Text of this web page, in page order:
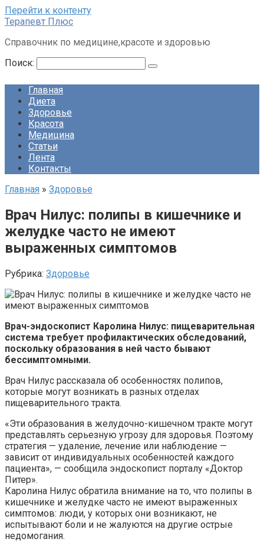
Перейти к контенту
Терапевт Плюс
Справочник по медицине,красоте и здоровью
Поиск:
Главная
Диета
Здоровье
Красота
Медицина
Статьи
Лента
Контакты
Главная » Здоровье
Врач Нилус: полипы в кишечнике и
желудке часто не имеют
выраженных симптомов
Рубрика: Здоровье
Врач-эндоскопист Каролина Нилус: пищеварительная
система требует профилактических обследований,
поскольку образования в ней часто бывают
бессимптомными.
Врач Нилус рассказала об особенностях полипов,
которые могут возникать в разных отделах
пищеварительного тракта.
«Эти образования в желудочно-кишечном тракте могут
представлять серьезную угрозу для здоровья. Поэтому
стратегия — удаление, лечение или наблюдение —
зависит от индивидуальных особенностей каждого
пациента», — сообщила эндоскопист порталу «Доктор
Питер».
Каролина Нилус обратила внимание на то, что полипы в
кишечнике и желудке часто не имеют выраженных
симптомов: люди, у которых они возникают, не
испытывают боли и не жалуются на другие острые
недомогания.